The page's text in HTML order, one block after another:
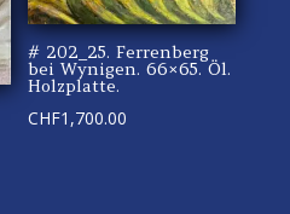
# 202_25. Ferrenberg
bei Wynigen. 66×65. Öl.
Holzplatte.
CHF1,700.00